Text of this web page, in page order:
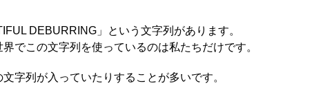
DEBURRING」という文字列があります。
でこの文字列を使っているのは私たちだけです。
字列が入っていたりすることが多いです。